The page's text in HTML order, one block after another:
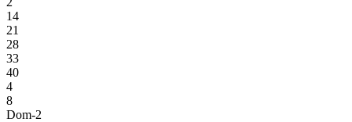
14
21
28
33
40
4
8
Dom-2